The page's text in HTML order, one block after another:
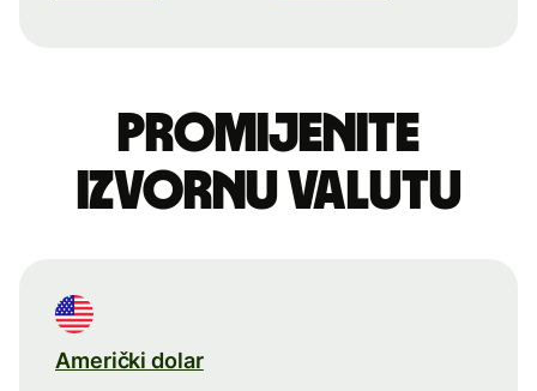
Promijenite
izvornu valutu
Američki dolar